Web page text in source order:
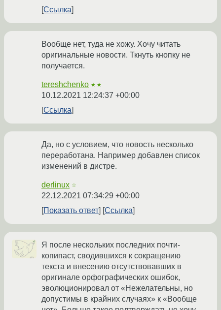
Ссылка
Вообще нет, туда не хожу. Хочу читать
оригинальные новости. Ткнуть кнопку не
получается.
tereshchenko ★★
10.12.2021 12:24:37 +00:00
Ссылка
Да, но с условием, что новость несколько
переработана. Например добавлен список
изменений в дистре.
derlinux ☆
22.12.2021 07:34:29 +00:00
Показать ответ
Ссылка
Я после нескольких последних почти-
копипаст, сводившихся к сокращению
текста и внесению отсутствовавших в
оригинале орфографических ошибок,
эволюционировал от «Нежелательны, но
допустимы в крайних случаях» к «Вообще